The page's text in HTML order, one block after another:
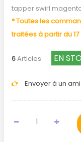
tapper swirl
* Toutes les
traitées à partir du 17
6Articles EN
Envoyer à un ami